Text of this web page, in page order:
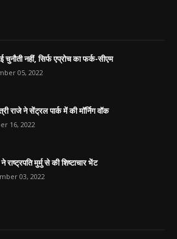
चुनौती नहीं, सिर्फ एप्रोच का फर्क-सीएम
05, 2022
राजे ने सेंट्रल पार्क में की मॉर्निग वॉक
16, 2022
राष्ट्रपति मुर्मु से की शिष्टाचार भेंट
03, 2022